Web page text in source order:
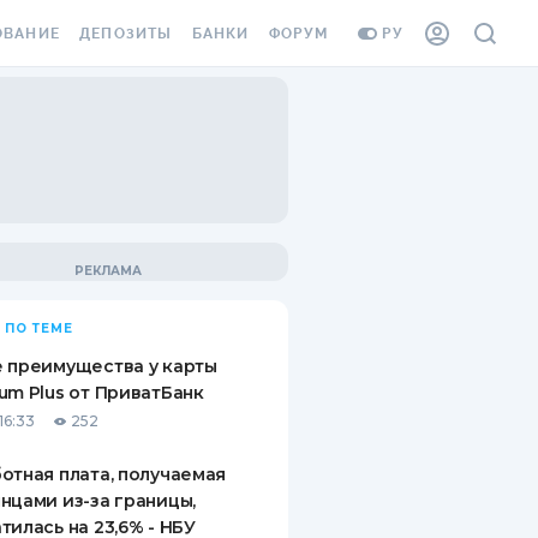
РУ
ВИНЬЕТКА
СОТРУДНИКОВ
ОТ
СЛУЧАЕВ
ДЕПОЗИТЫ
ВОПРОСЫ И ОТВЕТЫ
ПУТЕВОДИТЕЛИ ПО
БАНКИ ФОРУМ
ПО ТЕМЕ
преимущества у карты
Plus от ПриватБанк
252
плата, получаемая
из-за границы,
на 23,6% - НБУ